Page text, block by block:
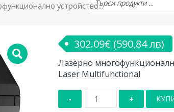
устройство...
302.09€ (590,84 лв)
Лазерно
Laser Multifunctional
количество
за